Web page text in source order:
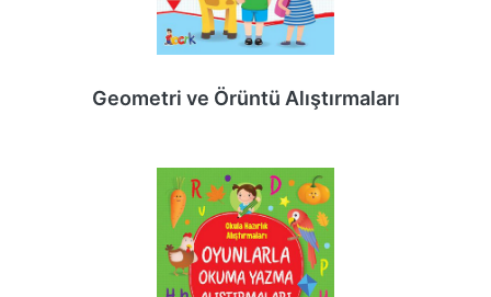
Geometri ve Örüntü Alıştırmaları